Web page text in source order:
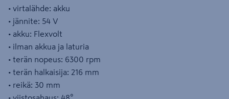
• virtalähde: akku
• jännite: 54 V
• akku: Flexvolt
• ilman akkua ja laturia
• terän nopeus: 6300 rpm
• terän halkaisija: 216 mm
• reikä: 30 mm